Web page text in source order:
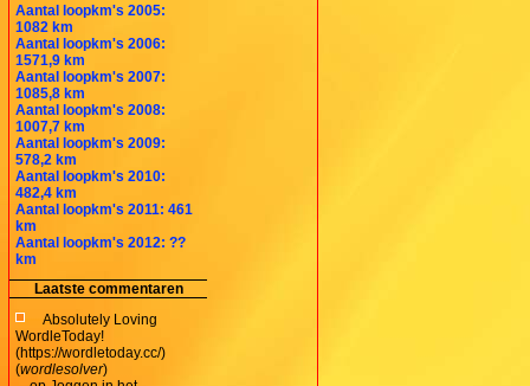
Aantal loopkm's 2005:
1082 km
Aantal loopkm's 2006:
1571,9 km
Aantal loopkm's 2007:
1085,8 km
Aantal loopkm's 2008:
1007,7 km
Aantal loopkm's 2009:
578,2 km
Aantal loopkm's 2010:
482,4 km
Aantal loopkm's 2011: 461
km
Aantal loopkm's 2012: ??
km
Laatste commentaren
Absolutely Loving
WordleToday!
(https://wordletoday.cc/)
(wordlesolver)